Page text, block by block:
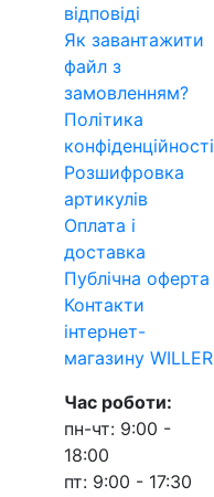
відповіді
Як завантажити
файл з
замовленням?
Політика
конфіденційності
Розшифровка
артикулів
Оплата і
доставка
Публічна оферта
Контакти
інтернет-
магазину WILLER
Час роботи:
пн-чт: 9:00 -
18:00
пт: 9:00 - 17:30